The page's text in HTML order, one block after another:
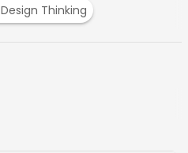
Design Thinking